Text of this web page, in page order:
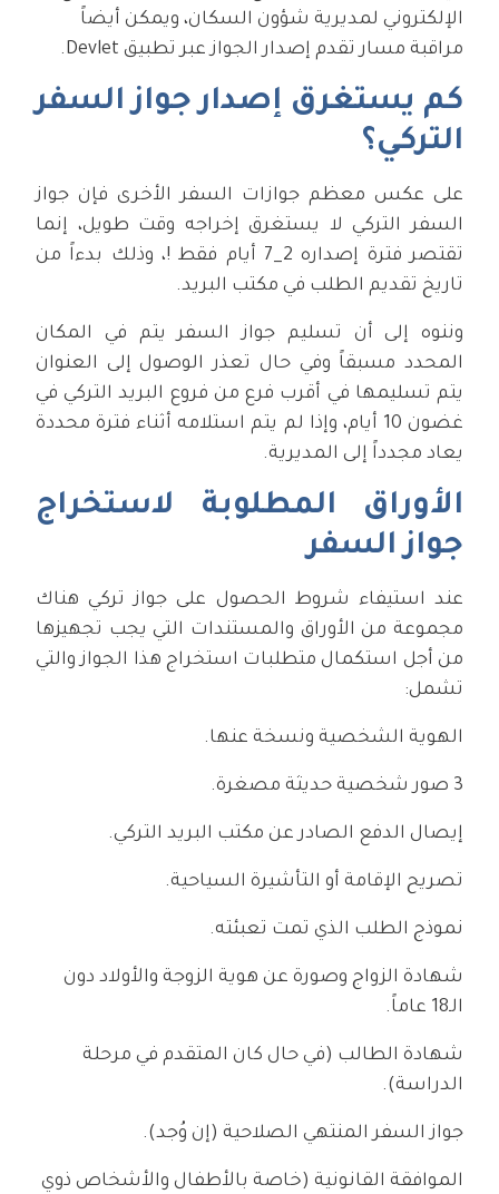
الإلكتروني لمديرية شؤون السكان، ويمكن أيضاً
مراقبة مسار تقدم إصدار الجواز عبر تطبيق Devlet.
كم يستغرق إصدار جواز السفر
التركي؟
على عكس معظم جوازات السفر الأخرى فإن جواز
السفر التركي لا يستغرق إخراجه وقت طويل، إنما
تقتصر فترة إصداره 2_7 أيام فقط !، وذلك بدءاً من
تاريخ تقديم الطلب في مكتب البريد.
وننوه إلى أن تسليم جواز السفر يتم في المكان
المحدد مسبقاً وفي حال تعذر الوصول إلى العنوان
يتم تسليمها في أقرب فرع من فروع البريد التركي في
غضون 10 أيام، وإذا لم يتم استلامه أثناء فترة محددة
يعاد مجدداً إلى المديرية.
الأوراق المطلوبة لاستخراج
جواز السفر
عند استيفاء شروط الحصول على جواز تركي هناك
مجموعة من الأوراق والمستندات التي يجب تجهيزها
من أجل استكمال متطلبات استخراج هذا الجواز والتي
تشمل:
الهوية الشخصية ونسخة عنها.
3 صور شخصية حديثة مصغرة.
إيصال الدفع الصادر عن مكتب البريد التركي.
تصريح الإقامة أو التأشيرة السياحية.
نموذج الطلب الذي تمت تعبئته.
شهادة الزواج وصورة عن هوية الزوجة والأولاد دون
الـ18 عاماً.
شهادة الطالب (في حال كان المتقدم في مرحلة
الدراسة).
جواز السفر المنتهي الصلاحية (إن وُجد).
الموافقة القانونية (خاصة بالأطفال والأشخاص ذوي